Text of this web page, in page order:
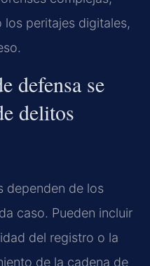
los peritajes digitales,
defensa se
delitos
dependen de los
caso. Pueden incluir
del registro o la
de la cadena de